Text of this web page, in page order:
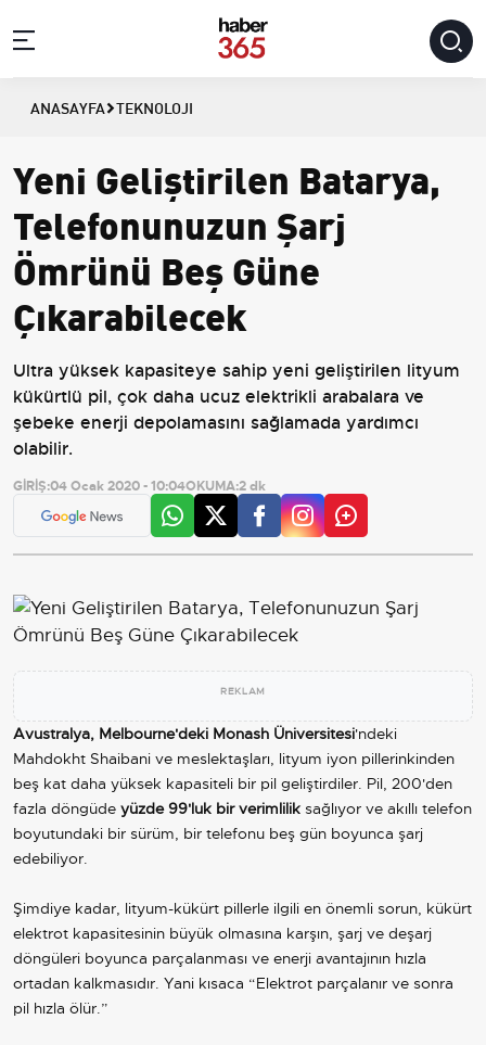
ANASAYFA TEKNOLOJI
Yeni Geliştirilen Batarya,
Telefonunuzun Şarj
Ömrünü Beş Güne
Çıkarabilecek
Ultra yüksek kapasiteye sahip yeni geliştirilen lityum
kükürtlü pil, çok daha ucuz elektrikli arabalara ve
şebeke enerji depolamasını sağlamada yardımcı
olabilir.
GİRİŞ:04 Ocak 2020 - 10:04OKUMA:2 dk
REKLAM
Avustralya, Melbourne'deki Monash Üniversitesi'ndeki
Mahdokht Shaibani ve meslektaşları, lityum iyon pillerinkinden
beş kat daha yüksek kapasiteli bir pil geliştirdiler. Pil, 200'den
fazla döngüde yüzde 99'luk bir verimlilik sağlıyor ve akıllı telefon
boyutundaki bir sürüm, bir telefonu beş gün boyunca şarj
edebiliyor.
Şimdiye kadar, lityum-kükürt pillerle ilgili en önemli sorun, kükürt
elektrot kapasitesinin büyük olmasına karşın, şarj ve deşarj
döngüleri boyunca parçalanması ve enerji avantajının hızla
ortadan kalkmasıdır. Yani kısaca “Elektrot parçalanır ve sonra
pil hızla ölür.”